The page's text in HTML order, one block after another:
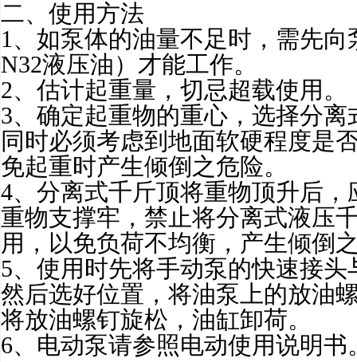
二、使用方法
1、如泵体的油量不足时，需先
N32液压油）才能工作。
2、估计起重量，切忌超载使用。
3、确定起重物的重心，选择分
同时必须考虑到地面软硬程度是
免起重时产生倾倒之危险。
4、分离式千斤顶将重物顶升后
重物支撑牢，禁止将分离式液压
用，以免负荷不均衡，产生倾倒
5、使用时先将手动泵的快速接
然后选好位置，将油泵上的放油
将放油螺钉旋松，油缸卸荷。
6、电动泵请参照电动使用说明书